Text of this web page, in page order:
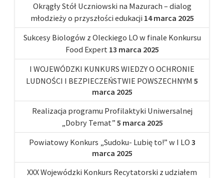
Okrągły Stół Uczniowski na Mazurach – dialog
młodzieży o przyszłości edukacji 14 marca 2025
Sukcesy Biologów z Oleckiego LO w finale Konkursu
Food Expert 13 marca 2025
I WOJEWÓDZKI KUNKURS WIEDZY O OCHRONIE
LUDNOŚCI I BEZPIECZEŃSTWIE POWSZECHNYM 5
marca 2025
Realizacja programu Profilaktyki Uniwersalnej
„Dobry Temat” 5 marca 2025
Powiatowy Konkurs „Sudoku- Lubię to!” w I LO 3
marca 2025
XXX Wojewódzki Konkurs Recytatorski z udziałem